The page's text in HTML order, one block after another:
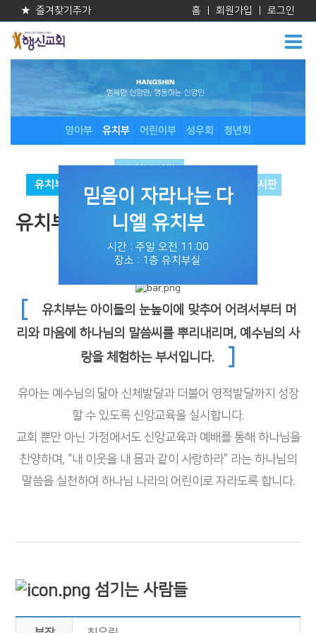
★ 즐겨찾기추가 홈 회원가입 로그인
영아부 유치부 어린이부 성우회 청년회
유치부 소개
게시판
유치부 게시판
유치부
믿음이 자라나는 다
니엘 유치부
시간 : 주일 오전 11:00
장소 : 1층 유치부실
유치부는 아이들의 눈높이에 맞추어 어려서부터 머
리와 마음에 하나님의 말씀씨를 뿌리내리며, 예수님의 사
랑을 체험하는 부서입니다.
유아는 예수님의 닮아 신체발달과 더불어 영적발달까지 성장
할 수 있도록 신앙교육을 실시합니다.
교회 뿐만 아닌 가정에서도 신앙교육과 예배를 통해 하나님을
찬양하며, “내 이웃을 내 몸과 같이 사랑하라” 라는하나님의
말씀을 실천하여 하나님 나라의 어린이로 자라도록 합니다.
섬기는 사람들